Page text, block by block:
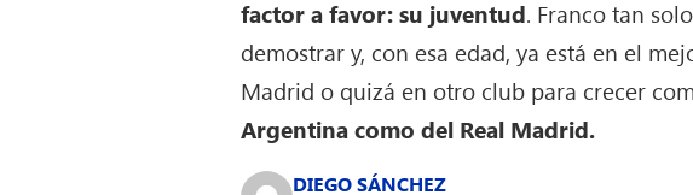
factor a favor: su juventud. Franco tan
demostrar y, con esa edad, ya está en el
Madrid o quizá en otro club para crecer
Argentina como del Real Madrid.
DIEGO SÁNCHEZ